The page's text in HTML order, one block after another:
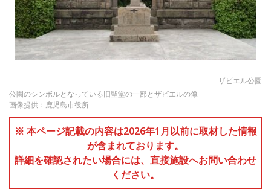
ザビエル公園
公園のシンボルとなっている旧聖堂の一部とザビエルの像
画像提供：鹿児島市役所
※ 本ページ記載の内容は2026年1月以前に取材した情報
が含まれております。
詳細を確認されたい場合には、直接施設へお問い合わせ
ください。